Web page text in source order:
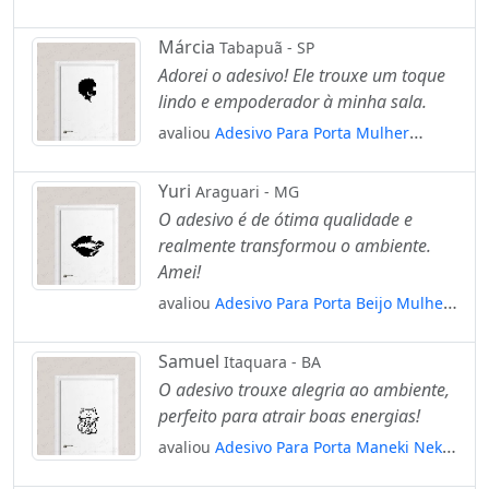
Márcia Tabapuã - SP
Adorei o adesivo! Ele trouxe um toque
lindo e empoderador à minha sala.
avaliou Adesivo Para Porta Mulher
Yuri Araguari - MG
O adesivo é de ótima qualidade e
realmente transformou o ambiente.
Amei!
avaliou Adesivo Para Porta Beijo Mulher
Samuel Itaquara - BA
O adesivo trouxe alegria ao ambiente,
perfeito para atrair boas energias!
avaliou Adesivo Para Porta Maneki Neko